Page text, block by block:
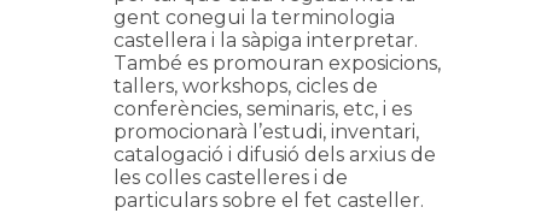
gent conegui la terminologia
castellera i la sàpiga interpretar.
També es promouran exposicions,
tallers, workshops, cicles de
conferències, seminaris, etc, i es
promocionarà l’estudi, inventari,
catalogació i difusió dels arxius de
les colles castelleres i de
particulars sobre el fet casteller.